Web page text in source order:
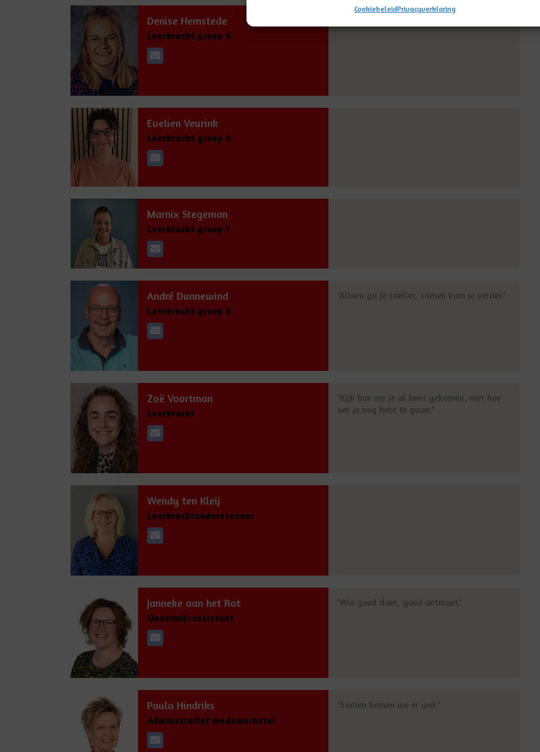
CookiebeleidPrivacyverklaring
Denise Hemstede
Leerkracht groep 6
Evelien Veurink
Leerkracht groep 6
Marnix Stegeman
Leerkracht groep 7
André Dunnewind
Leerkracht groep 8
'Alleen ga je sneller, samen kom je verder.'
Zoë Voortman
Leerkracht
'Kijk hoe ver je al bent gekomen, niet hoe
ver je nog hebt te gaan.'
Wendy ten Kleij
Leerkrachtondersteuner
Janneke aan het Rot
Onderwijsassistent
'Wie goed doet, goed ontmoet.'
Paula Hindriks
Adminstratief medewerkster
'Samen komen we er wel.'